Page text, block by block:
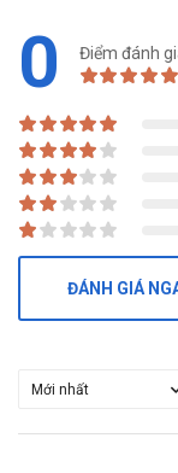
0 Điểm đánh
ĐÁNH GIÁ